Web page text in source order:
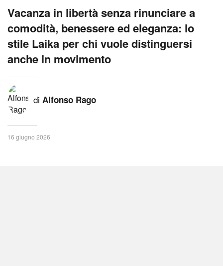
Vacanza in libertà senza rinunciare a
comodità, benessere ed eleganza: lo
stile Laika per chi vuole distinguersi
anche in movimento
di Alfonso Rago
16 giugno 2026